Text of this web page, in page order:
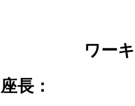
ワーキング
座長：